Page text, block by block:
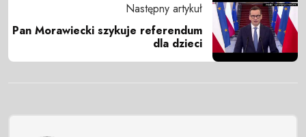
Następny artykuł
Pan Morawiecki szykuje referendum
dla dzieci